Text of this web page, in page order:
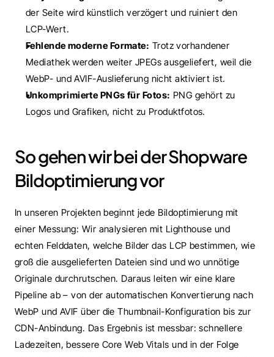
der Seite wird künstlich verzögert und ruiniert den
LCP-Wert.
Fehlende moderne Formate: Trotz vorhandener
Mediathek werden weiter JPEGs ausgeliefert, weil die
WebP- und AVIF-Auslieferung nicht aktiviert ist.
Unkomprimierte PNGs für Fotos: PNG gehört zu
Logos und Grafiken, nicht zu Produktfotos.
So gehen wir bei der Shopware
Bildoptimierung vor
In unseren Projekten beginnt jede Bildoptimierung mit
einer Messung: Wir analysieren mit Lighthouse und
echten Felddaten, welche Bilder das LCP bestimmen, wie
groß die ausgelieferten Dateien sind und wo unnötige
Originale durchrutschen. Daraus leiten wir eine klare
Pipeline ab – von der automatischen Konvertierung nach
WebP und AVIF über die Thumbnail-Konfiguration bis zur
CDN-Anbindung. Das Ergebnis ist messbar: schnellere
Ladezeiten, bessere Core Web Vitals und in der Folge